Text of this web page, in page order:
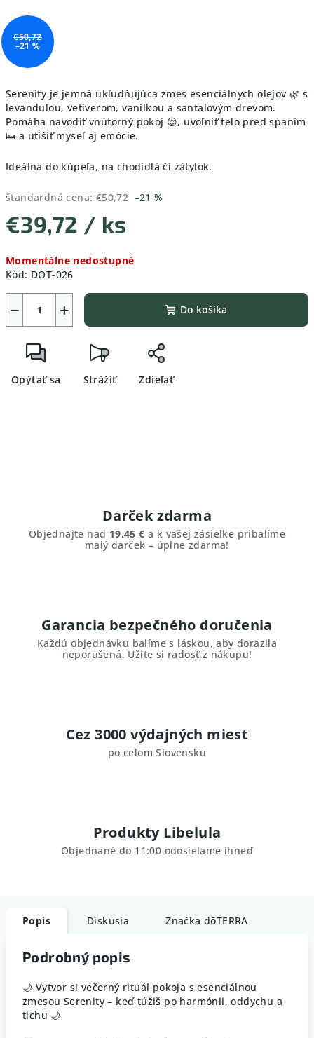
Serenity je jemná ukľudňujúca zmes esenciálnych olejov 🌿 s
levanduľou, vetiverom, vanilkou a santalovým drevom.
Pomáha navodiť vnútorný pokoj 😌, uvoľniť telo pred spaním
🛌 a utíšiť myseľ aj emócie.
Ideálna do kúpeľa, na chodidlá či zátylok.
štandardná cena: €50,72 –21 %
€39,72 / ks
cena:
Momentálne nedostupné
Kód: DOT-026
+
− Do košíka
Opýtať sa Strážiť Zdieľať
€50,72
–21 %
Darček zdarma
Objednajte nad 19.45 € a k vašej zásielke pribalíme
malý darček – úplne zdarma!
Garancia bezpečného doručenia
Každú objednávku balíme s láskou, aby dorazila
neporušená. Užite si radosť z nákupu!
Cez 3000 výdajných miest
po celom Slovensku
Produkty Libelula
Objednané do 11:00 odosielame ihneď
Popis Diskusia Značka dōTERRA
Podrobný popis
🌙 Vytvor si večerný rituál pokoja s esenciálnou
zmesou Serenity – keď túžiš po harmónii, oddychu a
tichu 🌙